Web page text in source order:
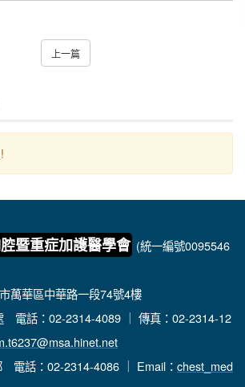
上一篇
暨重症加護醫學會 (統一編號0095546
萬華區中華路一段74號4樓
電話：02-2314-4089 ｜ 傳真：02-2314-12
電話：02-2314-4086 ｜ Email： chest_med